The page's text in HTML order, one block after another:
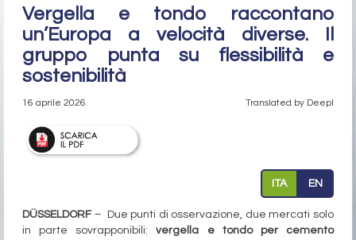
Vergella e tondo raccontano
un’Europa a velocità diverse. Il
gruppo punta su flessibilità e
sostenibilità
16 aprile 2026 Translated by Deepl
ITA EN
DÜSSELDORF – Due punti di osservazione, due mercati solo
in parte sovrapponibili:vergella e tondo per cemento